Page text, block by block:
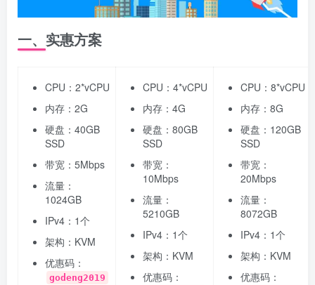
一、实惠方案
CPU：2*vCPU
内存：2G
硬盘：40GB
SSD
带宽：5Mbps
流量：
1024GB
IPv4：1个
架构：KVM
优惠码：
godeng2019
CPU：4*vCPU
内存：4G
硬盘：80GB
SSD
带宽：
10Mbps
流量：
5210GB
IPv4：1个
架构：KVM
优惠码：
CPU：8*vCPU
内存：8G
硬盘：120GB
SSD
带宽：
20Mbps
流量：
8072GB
IPv4：1个
架构：KVM
优惠码：